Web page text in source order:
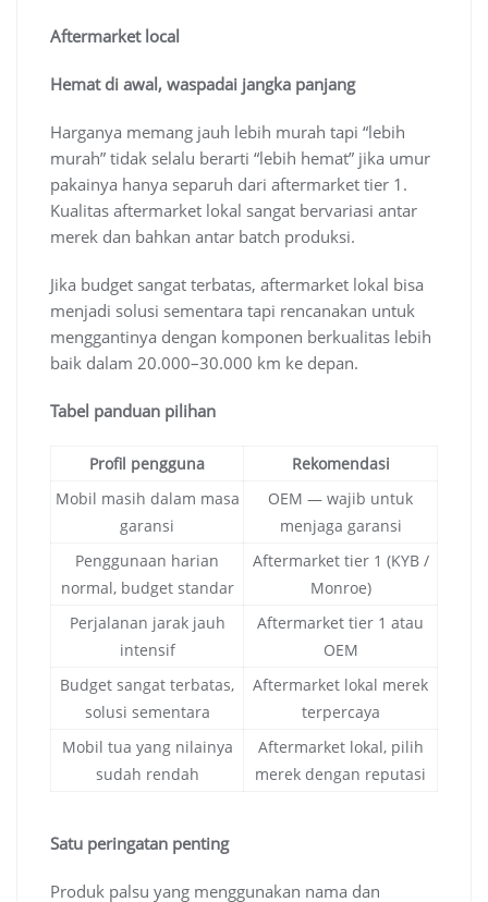
Aftermarket local
Hemat di awal, waspadai jangka panjang
Harganya memang jauh lebih murah tapi “lebih
murah” tidak selalu berarti “lebih hemat” jika umur
pakainya hanya separuh dari aftermarket tier 1.
Kualitas aftermarket lokal sangat bervariasi antar
merek dan bahkan antar batch produksi.
Jika budget sangat terbatas, aftermarket lokal bisa
menjadi solusi sementara tapi rencanakan untuk
menggantinya dengan komponen berkualitas lebih
baik dalam 20.000–30.000 km ke depan.
Tabel panduan pilihan
Profil pengguna
Rekomendasi
Mobil masih dalam masa
garansi
OEM — wajib untuk
menjaga garansi
Penggunaan harian
normal, budget standar
Aftermarket tier 1 (KYB /
Monroe)
Perjalanan jarak jauh
intensif
Aftermarket tier 1 atau
OEM
Budget sangat terbatas,
solusi sementara
Aftermarket lokal merek
terpercaya
Mobil tua yang nilainya
sudah rendah
Aftermarket lokal, pilih
merek dengan reputasi
Satu peringatan penting
Produk palsu yang menggunakan nama dan